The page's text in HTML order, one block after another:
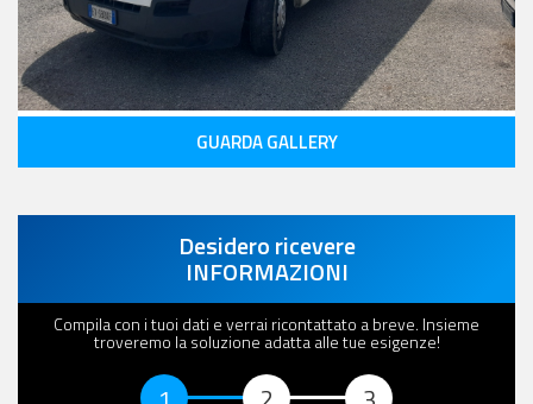
GUARDA GALLERY
Desidero ricevere
INFORMAZIONI
Compila con i tuoi dati e verrai ricontattato a breve. Insieme
troveremo la soluzione adatta alle tue esigenze!